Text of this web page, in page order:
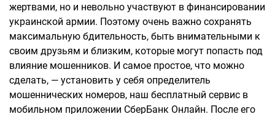
жертвами, но и невольно участвуют в финансировании
украинской армии. Поэтому очень важно сохранять
максимальную бдительность, быть внимательными к
своим друзьям и близким, которые могут попасть под
влияние мошенников. И самое простое, что можно
сделать, — установить у себя определитель
мошеннических номеров, наш бесплатный сервис в
мобильном приложении СберБанк Онлайн. После его